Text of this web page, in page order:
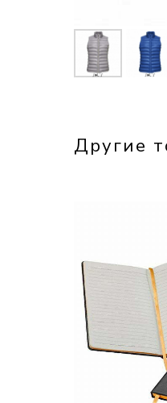
Другие